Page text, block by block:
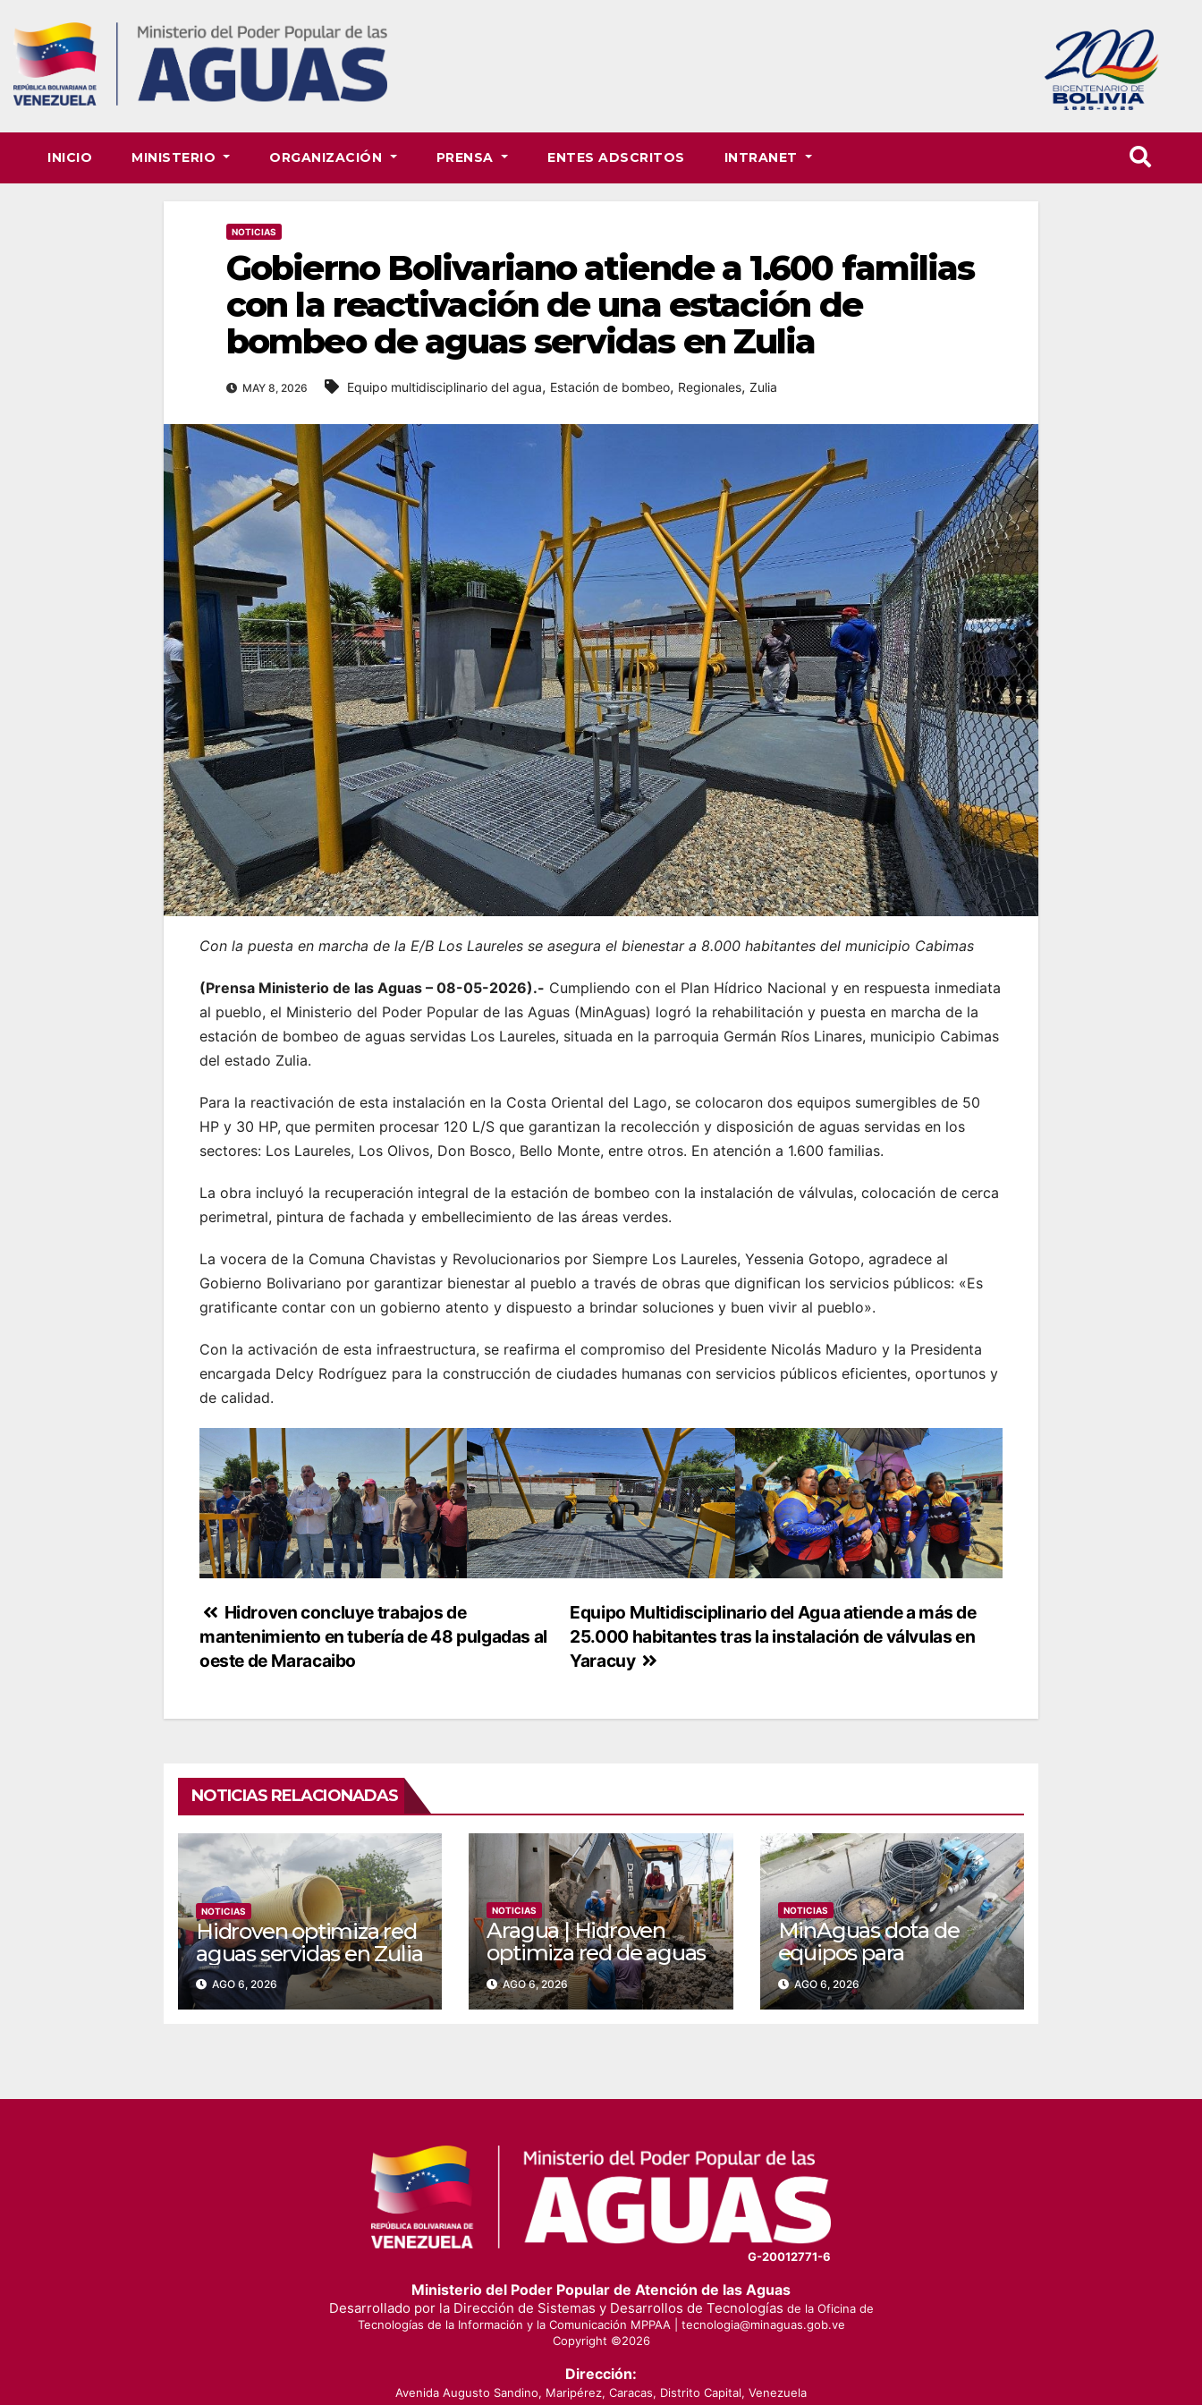
content
INICIO MINISTERIO ORGANIZACIÓN PRENSA ENTES ADSCRITOS INTRANET
NOTICIAS
Gobierno Bolivariano atiende a 1.600 familias
con la reactivación de una estación de
bombeo de aguas servidas en Zulia
MAY 8, 2026 Equipo multidisciplinario del agua, Estación de bombeo, Regionales, Zulia
Con la puesta en marcha de la E/B Los Laureles se asegura el bienestar a 8.000 habitantes del municipio Cabimas
(Prensa Ministerio de las Aguas – 08-05-2026).- Cumpliendo con el Plan Hídrico Nacional y en respuesta inmediata
al pueblo, el Ministerio del Poder Popular de las Aguas (MinAguas) logró la rehabilitación y puesta en marcha de la
estación de bombeo de aguas servidas Los Laureles, situada en la parroquia Germán Ríos Linares, municipio Cabimas
del estado Zulia.
Para la reactivación de esta instalación en la Costa Oriental del Lago, se colocaron dos equipos sumergibles de 50
HP y 30 HP, que permiten procesar 120 L/S que garantizan la recolección y disposición de aguas servidas en los
sectores: Los Laureles, Los Olivos, Don Bosco, Bello Monte, entre otros. En atención a 1.600 familias.
La obra incluyó la recuperación integral de la estación de bombeo con la instalación de válvulas, colocación de cerca
perimetral, pintura de fachada y embellecimiento de las áreas verdes.
La vocera de la Comuna Chavistas y Revolucionarios por Siempre Los Laureles, Yessenia Gotopo, agradece al
Gobierno Bolivariano por garantizar bienestar al pueblo a través de obras que dignifican los servicios públicos: «Es
gratificante contar con un gobierno atento y dispuesto a brindar soluciones y buen vivir al pueblo».
Con la activación de esta infraestructura, se reafirma el compromiso del Presidente Nicolás Maduro y la Presidenta
encargada Delcy Rodríguez para la construcción de ciudades humanas con servicios públicos eficientes, oportunos y
de calidad.
Navegación
de
Equipo Multidisciplinario del Agua atiende a más de
25.000 habitantes tras la instalación de válvulas en
Yaracuy
Hidroven concluye trabajos de
mantenimiento en tubería de 48 pulgadas al
oeste de Maracaibo
NOTICIAS RELACIONADAS
NOTICIAS
Hidroven optimiza red
aguas servidas en Zulia
AGO 6, 2026
NOTICIAS
Aragua | Hidroven
optimiza red de aguas
servidas en la
comunidad Doña
AGO 6, 2026
NOTICIAS
MinAguas dota de
equipos para
rehabilitar acueductos
en el municipio Bolívar
AGO 6, 2026
G-20012771-6
Ministerio del Poder Popular de Atención de las Aguas
Desarrollado por la Dirección de Sistemas y Desarrollos de Tecnologías de la Oficina de
Tecnologías de la Información y la Comunicación MPPAA | tecnologia@minaguas.gob.ve
Copyright ©2026
Dirección:
Avenida Augusto Sandino, Maripérez, Caracas, Distrito Capital, Venezuela